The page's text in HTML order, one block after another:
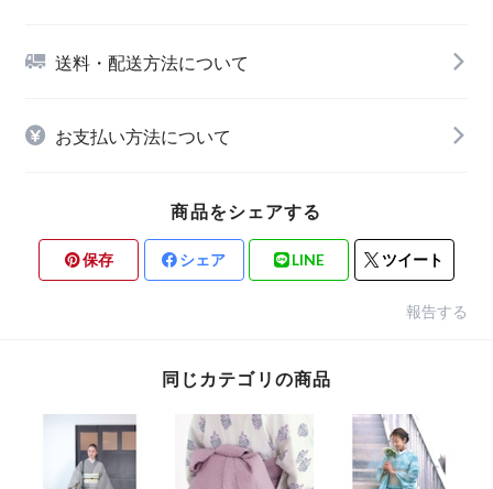
送料・配送方法について
お支払い方法について
商品をシェアする
保存 シェア LINE ツイート
報告する
同じカテゴリの商品